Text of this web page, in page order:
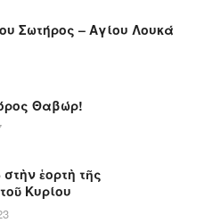
Σωτήρος – Αγίου Λουκά
Θαβώρ!
ἑορτὴ τῆς
Κυρίου